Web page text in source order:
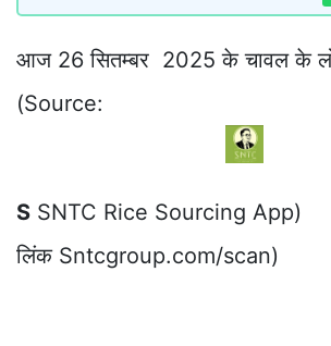
आज 26 सितम्बर 2025 के चावल के
(Source:
S SNTC Rice Sourcing App)
लिंक Sntcgroup.com/scan)